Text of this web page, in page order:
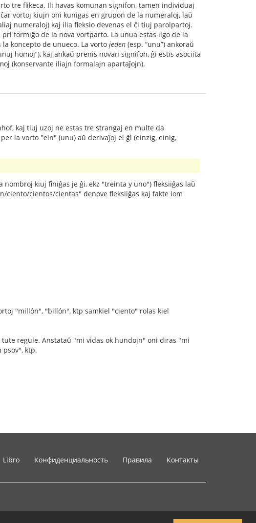
tre flikeca. Ili havas komunan signifon, tamen individuaj
vortoj kiujn oni kunigas en grupon de la numeraloj, laŭ
numeraloj) kaj ilia fleksio devenas el ĉi tiuj parolpartoj.
formiĝo de la nova vortparto. La unua estas ligo de la
la koncepto de unueco. La vorto jeden (esp. “unu”) ankoraŭ
homoj”), kaj ankaŭ prenis novan signifon, ĝi estis asociita
(konservante iliajn formalajn apartaĵojn).
kaj tiuj uzoj ne estas tre strangaj en multe da
la vorto "ein" (unu) aŭ derivaĵoj el ĝi (einzig, einig,
kiuj finiĝas je ĝi, ekz "treinta y uno") fleksiiĝas laŭ
ciento/cientos/cientas" denove fleksiiĝas kaj fakte iom
"millón", "billón", ktp samkiel "ciento" rolas kiel
regule. Anstataŭ "mi vidas ok hundojn" oni diras "mi
psov", ktp.
Libro Конфиденциальность Правила Контакты